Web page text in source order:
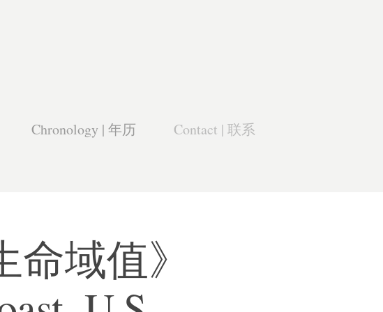
Chronology | 年历 Contact | 联系
命域值》